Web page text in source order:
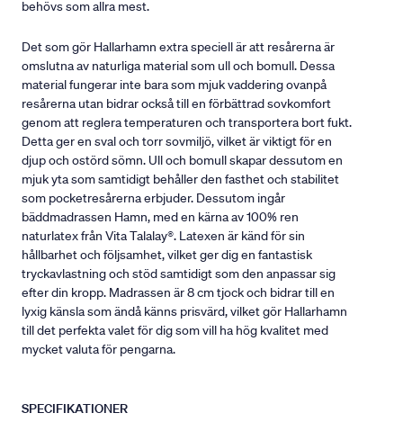
behövs som allra mest.
Det som gör Hallarhamn extra speciell är att resårerna är
omslutna av naturliga material som ull och bomull. Dessa
material fungerar inte bara som mjuk vaddering ovanpå
resårerna utan bidrar också till en förbättrad sovkomfort
genom att reglera temperaturen och transportera bort fukt.
Detta ger en sval och torr sovmiljö, vilket är viktigt för en
djup och ostörd sömn. Ull och bomull skapar dessutom en
mjuk yta som samtidigt behåller den fasthet och stabilitet
som pocketresårerna erbjuder. Dessutom ingår
bäddmadrassen Hamn, med en kärna av 100% ren
naturlatex från Vita Talalay®. Latexen är känd för sin
hållbarhet och följsamhet, vilket ger dig en fantastisk
tryckavlastning och stöd samtidigt som den anpassar sig
efter din kropp. Madrassen är 8 cm tjock och bidrar till en
lyxig känsla som ändå känns prisvärd, vilket gör Hallarhamn
till det perfekta valet för dig som vill ha hög kvalitet med
mycket valuta för pengarna.
SPECIFIKATIONER